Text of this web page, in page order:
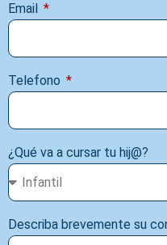
Email
Telefono
¿Qué va a cursar tu hij@?
Describa brevemente su